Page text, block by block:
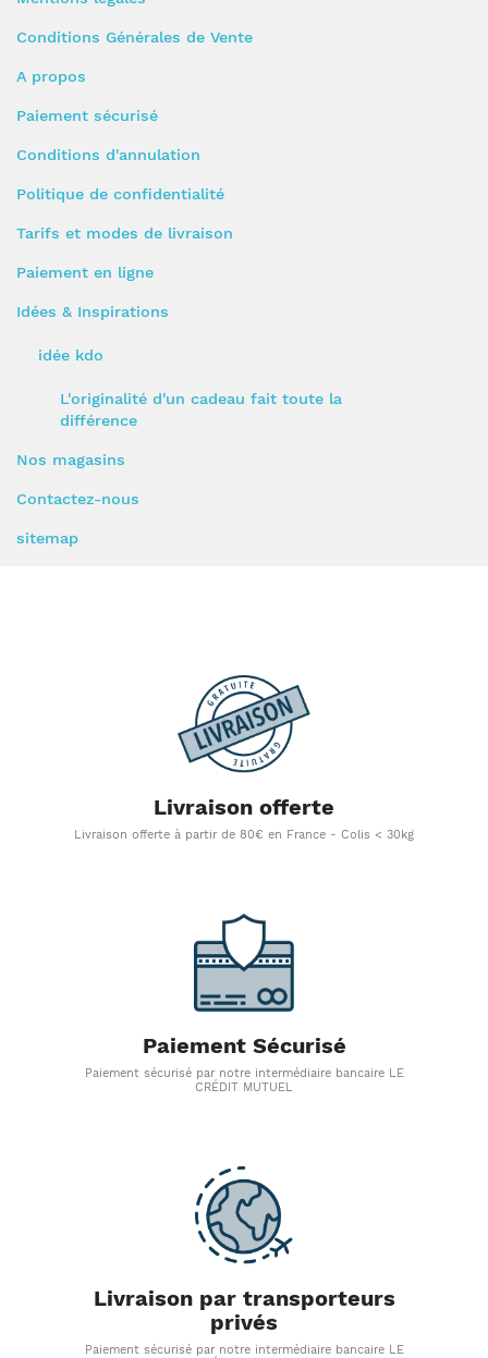
Conditions Générales de Vente
A propos
Paiement sécurisé
Conditions d'annulation
Politique de confidentialité
Tarifs et modes de livraison
Paiement en ligne
Idées & Inspirations
idée kdo
L'originalité d'un cadeau fait toute la
différence
Nos magasins
Contactez-nous
sitemap
Livraison offerte
Livraison offerte à partir de 80€ en France - Colis < 30kg
Paiement Sécurisé
Paiement sécurisé par notre intermédiaire bancaire LE
CRÉDIT MUTUEL
Livraison par transporteurs
privés
Paiement sécurisé par notre intermédiaire bancaire LE